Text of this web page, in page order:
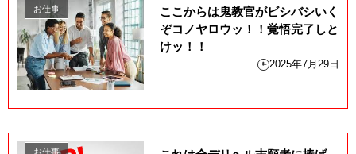
お仕事
ここからは鬼教官がビシバシいく
ぞコノヤロウッ！！覚悟完了しと
けッ！！
2025年7月29日
お仕事